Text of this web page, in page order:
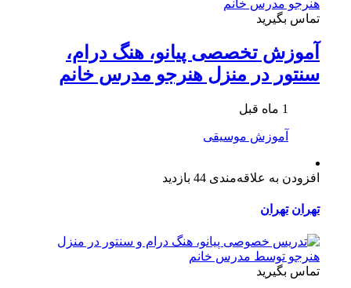
تماس بگیرید
آموزش تخصصی پیانو، هنگ درام،
سنتور در منزل هنرجو مدرس خانم
1 ماه قبل
آموزش موسیقی
افزودن به علاقه‌مندی 44 بازدید
تهران تهران
تماس بگیرید